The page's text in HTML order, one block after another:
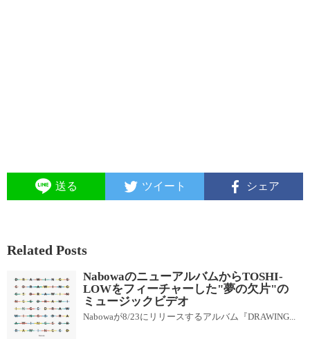
送る ツイート シェア
Related Posts
NabowaのニューアルバムからTOSHI-
LOWをフィーチャーした"夢の欠片"の
ミュージックビデオ
Nabowaが8/23にリリースするアルバム『DRAWING...